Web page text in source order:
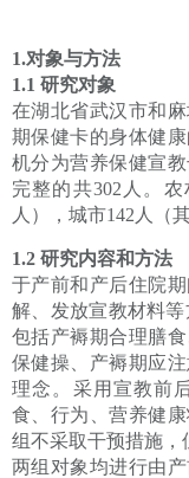
1.对象与方法
1.1 研究对象
在湖北省武汉市和
期保健卡的身体健
机分为营养保健宣
完整的共302人。
人），城市142人（
1.2 研究内容和方法
于产前和产后住院
解、发放宣教材料
包括产褥期合理膳
保健操、产褥期应
理念。采用宣教前
食、行为、营养健
组不采取干预措施，
两组对象均进行由